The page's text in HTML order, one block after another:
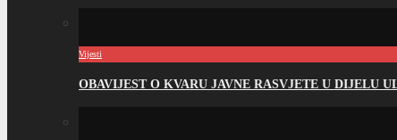
Vijesti
OBAVIJEST O KVARU JAVNE RASVJETE U DIJELU